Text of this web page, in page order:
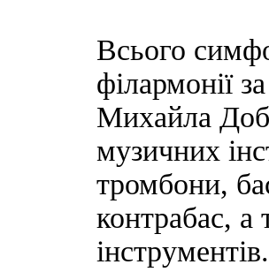
Всього
філармонії
Михайла
музичних
тромбони,
контрабас, а
інструментів.